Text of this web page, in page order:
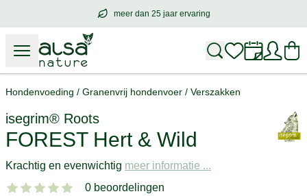
meer dan 25 jaar ervaring
meer dan25 jaar ervaring
Hondenvoeding / Granenvrij hondenvoer / Verszakken
isegrim® Roots
FOREST Hert & Wild
Krachtig en evenwichtig meer informatie ...
0 beoordelingen